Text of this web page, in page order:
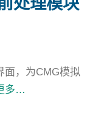
面，为CMG模拟
多…